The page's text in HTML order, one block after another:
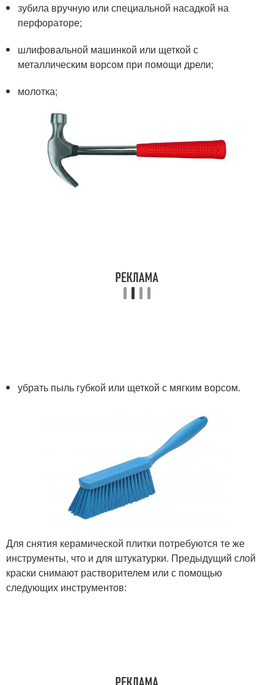
зубила вручную или специальной насадкой на
перфораторе;
шлифовальной машинкой или щеткой с
металлическим ворсом при помощи дрели;
молотка;
убрать пыль губкой или щеткой с мягким ворсом.
Для снятия керамической плитки потребуются те же
инструменты, что и для штукатурки. Предыдущий слой
краски снимают растворителем или с помощью
следующих инструментов: